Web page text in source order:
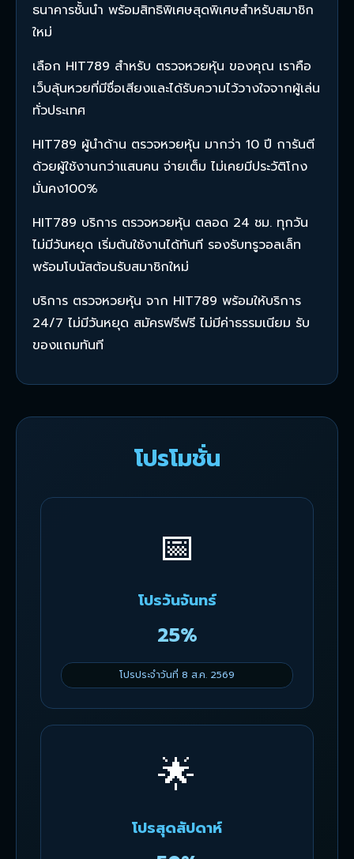
ธนาคารชั้นนำ พร้อมสิทธิพิเศษสุดพิเศษสำหรับสมาชิก
ใหม่
เลือก HIT789 สำหรับ ตรวจหวยหุ้น ของคุณ เราคือ
เว็บลุ้นหวยที่มีชื่อเสียงและได้รับความไว้วางใจจากผู้เล่น
ทั่วประเทศ
HIT789 ผู้นำด้าน ตรวจหวยหุ้น มากว่า 10 ปี การันตี
ด้วยผู้ใช้งานกว่าแสนคน จ่ายเต็ม ไม่เคยมีประวัติโกง
มั่นคง100%
HIT789 บริการ ตรวจหวยหุ้น ตลอด 24 ชม. ทุกวัน
ไม่มีวันหยุด เริ่มต้นใช้งานได้ทันที รองรับทรูวอลเล็ท
พร้อมโบนัสต้อนรับสมาชิกใหม่
บริการ ตรวจหวยหุ้น จาก HIT789 พร้อมให้บริการ
24/7 ไม่มีวันหยุด สมัครฟรีฟรี ไม่มีค่าธรรมเนียม รับ
ของแถมทันที
โปรโมชั่น
📅
โปรวันจันทร์
25%
โปรประจำวันที่ 8 ส.ค. 2569
🌟
โปรสุดสัปดาห์